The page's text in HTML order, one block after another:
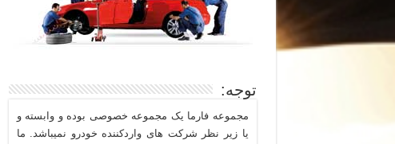
توجه:
مجموعه فارما یک مجموعه خصوصی بوده و وابسته و
یا زیر نظر شرکت های واردکننده خودرو نمیباشد. ما